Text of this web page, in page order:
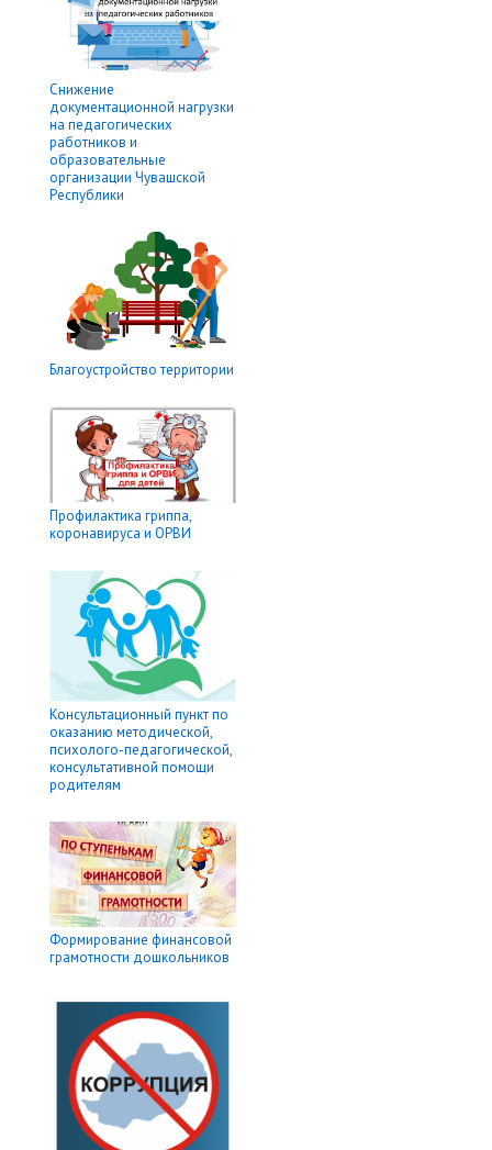
Снижение
документационной нагрузки
на педагогических
работников и
образовательные
организации Чувашской
Республики
Благоустройство территории
Профилактика гриппа,
коронавируса и ОРВИ
Консультационный пункт по
оказанию методической,
психолого-педагогической,
консультативной помощи
родителям
Формирование финансовой
грамотности дошкольников